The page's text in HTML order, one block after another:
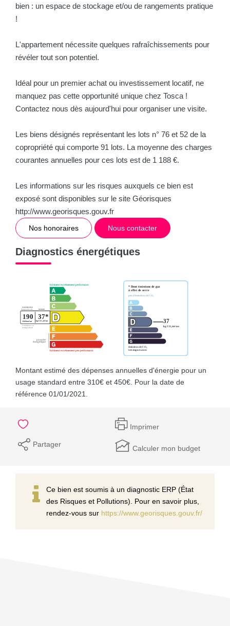
bien : un espace de stockage et/ou de rangements pratique
!
L'appartement nécessite quelques rafraîchissements pour
révéler tout son potentiel.
Idéal pour un premier achat ou investissement locatif, ne
manquez pas cette opportunité unique chez Tosca !
Contactez nous dès aujourd'hui pour organiser une visite.
Les biens désignés représentant les lots n° 76 et 52 de la
copropriété qui comporte 91 lots. La moyenne des charges
courantes annuelles pour ces lots est de 1 188 €.
Les informations sur les risques auxquels ce bien est
exposé sont disponibles sur le site Géorisques
http://www.georisques.gouv.fr
Nos honoraires Nous contacter
Diagnostics énergétiques
Montant estimé des dépenses annuelles d'énergie pour un
usage standard entre 310€ et 450€. Pour la date de
référence 01/01/2021.
Imprimer
Partager Calculer mon budget
Ce bien est soumis à un diagnostic ERP (État
des Risques et Pollutions). Pour en savoir plus,
rendez-vous sur https://www.georisques.gouv.fr/